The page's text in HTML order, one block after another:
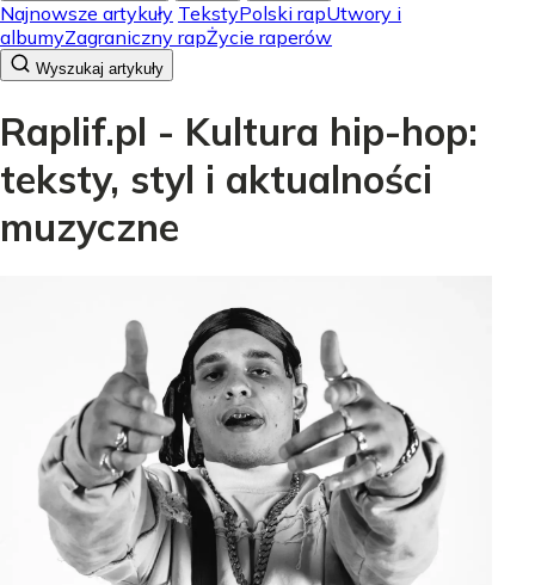
Najnowsze artykuły TekstyPolski rapUtwory i
albumyZagraniczny rapŻycie raperów
Wyszukaj artykuły
Raplif.pl - Kultura hip-hop:
teksty, styl i aktualności
muzyczne